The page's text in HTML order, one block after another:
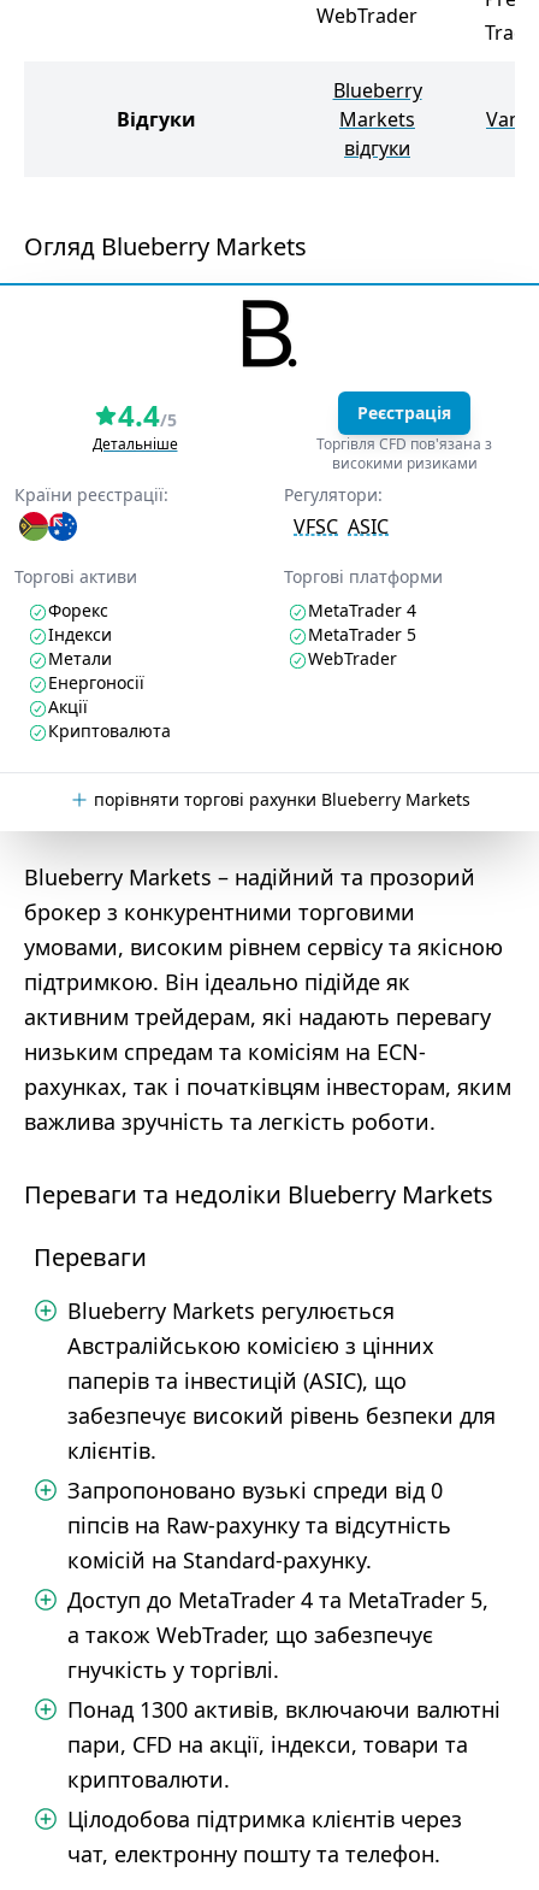
WebTrader
Відгуки
Blueberry
Markets
відгуки
Огляд Blueberry Markets
4.4/5
Детальніше
Реєстрація
Торгівля CFD пов'язана з
високими ризиками
Країни реєстрації: Регулятори:
VFSC ASIC
Торгові активи
Форекс
Індекси
Метали
Енергоносії
Акції
Криптовалюта
Торгові платформи
MetaTrader 4
MetaTrader 5
WebTrader
порівняти торгові рахунки Blueberry Markets
Blueberry Markets – надійний та прозорий
брокер з конкурентними торговими
умовами, високим рівнем сервісу та якісною
підтримкою. Він ідеально підійде як
активним трейдерам, які надають перевагу
низьким спредам та комісіям на ECN-
рахунках, так і початківцям інвесторам, яким
важлива зручність та легкість роботи.
Переваги та недоліки Blueberry Markets
Переваги
Blueberry Markets регулюється
Австралійською комісією з цінних
паперів та інвестицій (ASIC), що
забезпечує високий рівень безпеки для
клієнтів.
Запропоновано вузькі спреди від 0
піпсів на Raw-рахунку та відсутність
комісій на Standard-рахунку.
Доступ до MetaTrader 4 та MetaTrader 5,
а також WebTrader, що забезпечує
гнучкість у торгівлі.
Понад 1300 активів, включаючи валютні
пари, CFD на акції, індекси, товари та
криптовалюти.
Цілодобова підтримка клієнтів через
чат, електронну пошту та телефон.